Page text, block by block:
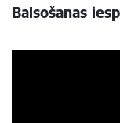
Balsošanas